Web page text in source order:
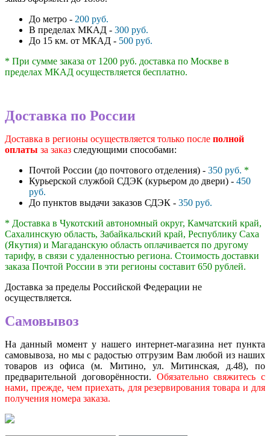
До метро - 200 руб.
В пределах МКАД - 300 руб.
До 15 км. от МКАД - 500 руб.
* При сумме заказа от 1200 руб. доставка по Москве в
пределах МКАД осуществляется бесплатно.
Доставка по России
Доставка в регионы осуществляется только после полной
оплаты за заказ следующими способами:
Почтой России (до почтового отделения) - 350 руб. *
Курьерской службой СДЭК (курьером до двери) - 450
руб.
До пунктов выдачи заказов СДЭК - 350 руб.
* Доставка в Чукотский автономный округ, Камчатский край,
Сахалинскую область, Забайкальский край, Республику Саха
(Якутия) и Магаданскую область оплачивается по другому
тарифу, в связи с удаленностью региона. Стоимость доставки
заказа Почтой России в эти регионы составит 650 рублей.
Доставка за пределы Российской Федерации не
осуществляется.
Самовывоз
На данный момент у нашего интернет-магазина нет пункта
самовывоза, но мы с радостью отгрузим Вам любой из наших
товаров из офиса (м. Митино, ул. Митинская, д.48), по
предварительной договорённости. Обязательно свяжитесь с
нами, прежде, чем приехать, для резервирования товара и для
получения номера заказа.